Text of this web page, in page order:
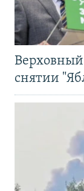
Верховный
снятии